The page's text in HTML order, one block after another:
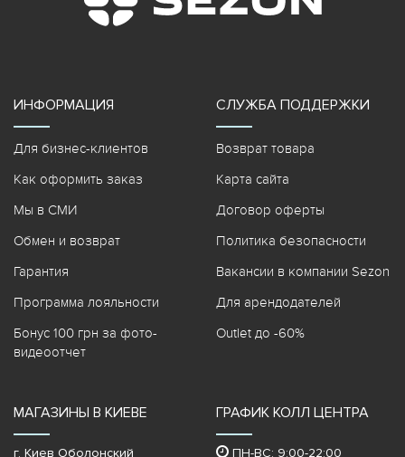
ИНФОРМАЦИЯ
Для бизнес-клиентов
Как оформить заказ
Мы в СМИ
Обмен и возврат
Гарантия
Программа лояльности
Бонус 100 грн за фото-
видеоотчет
СЛУЖБА ПОДДЕРЖКИ
Возврат товара
Карта сайта
Договор оферты
Политика безопасности
Вакансии в компании Sezon
Для арендодателей
Outlet до -60%
МАГАЗИНЫ В КИЕВЕ
г. Киев Оболонский
ГРАФИК КОЛЛ ЦЕНТРА
ПН-ВС: 9:00-22:00